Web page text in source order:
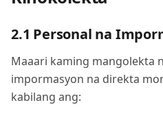
2.1 Personal na
Maaari kaming mangolekta
impormasyon na direkta
kabilang ang: